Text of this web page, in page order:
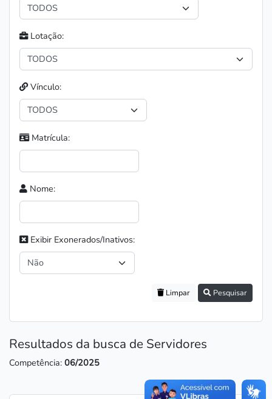
Lotação:
Vínculo:
Matrícula:
Nome:
Exibir Exonerados/Inativos:
Limpar Pesquisar
Resultados da busca de Servidores
Competência: 06/2025